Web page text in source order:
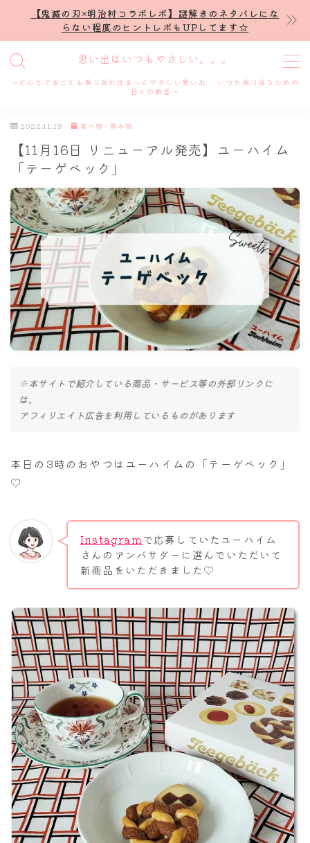
【鬼滅の刃×明治村コラボレポ】謎解きのネタバレにな
らない程度のヒントレポもUPしてます☆
思い出はいつもやさしい。。。
～どんなできごとも振り返ればきっとやさしい思い出 いつか振り返るための
日々の戯言～
MENU
プロフィール
謎解き
ホテル滞在記
舞台・ライブ
名古屋
ナナちゃん人形
2022.11.19 食べ物・飲み物
【11月16日 リニューアル発売】ユーハイム
「テーゲベック」
※本サイトで紹介している商品・サービス等の外部リンクに
は、
アフィリエイト広告を利用しているものがあります
本日の3時のおやつはユーハイムの「テーゲベック」
♡
Instagramで応募していたユーハイム
さんのアンバサダーに選んでいただいて
新商品をいただきました♡